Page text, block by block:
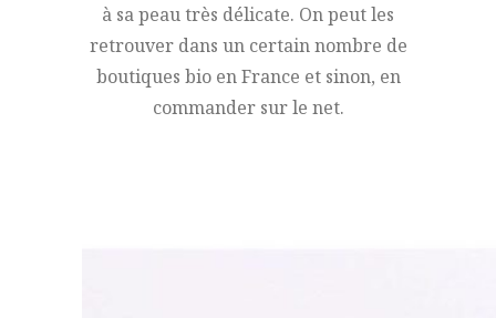
à sa peau très délicate. On peut les
retrouver dans un certain nombre de
boutiques bio en France et sinon, en
commander sur le net.